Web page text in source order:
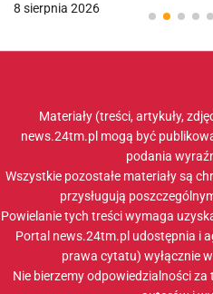
8 sierpnia 2026
Materiały (treści, artykuły,
news.24tm.pl mogą być
podania
Wszystkie pozostałe materiały są
przysługują
Powielanie tych treści wymaga
Portal news.24tm.pl udostępnia i
prawa cytatu) wyłącznie
Nie bierzemy odpowiedzialności